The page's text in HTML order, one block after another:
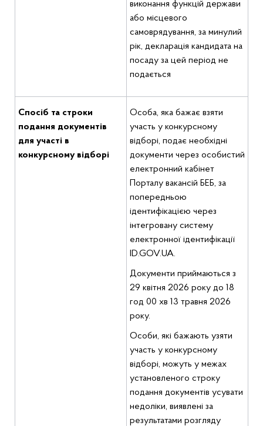
виконання функцій держави
або місцевого
самоврядування, за минулий
рік, декларація кандидата на
посаду за цей період не
подається
Спосіб та строки
подання документів
для участі в
конкурсному відборі
Особа, яка бажає взяти
участь у конкурсному
відборі, подає необхідні
документи через особистий
електронний кабінет
Порталу вакансій БЕБ, за
попередньою
ідентифікацією через
інтегровану систему
електронної ідентифікації
ID.GOV.UA.
Документи приймаються з
29 квітня 2026 року до 18
год 00 хв 13 травня 2026
року.
Особи, які бажають узяти
участь у конкурсному
відборі, можуть у межах
установленого строку
подання документів усувати
недоліки, виявлені за
результатами розгляду